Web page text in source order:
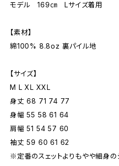
モデル 169㎝ Lサイズ着用
【素材】
綿100% 8.8oz 裏パイル地
【サイズ】
M L XL XXL
身丈 68 71 74 77
身幅 55 58 61 64
肩幅 51 54 57 60
袖丈 59 60 61 62
※定番のスェットよりもやや細身の